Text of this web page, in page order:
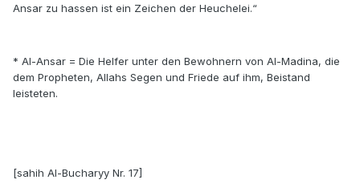
Ansar zu hassen ist ein Zeichen der Heuchelei.“
* Al-Ansar = Die Helfer unter den Bewohnern von Al-Madina, die
dem Propheten, Allahs Segen und Friede auf ihm, Beistand
leisteten.
[sahih Al-Bucharyy Nr. 17]